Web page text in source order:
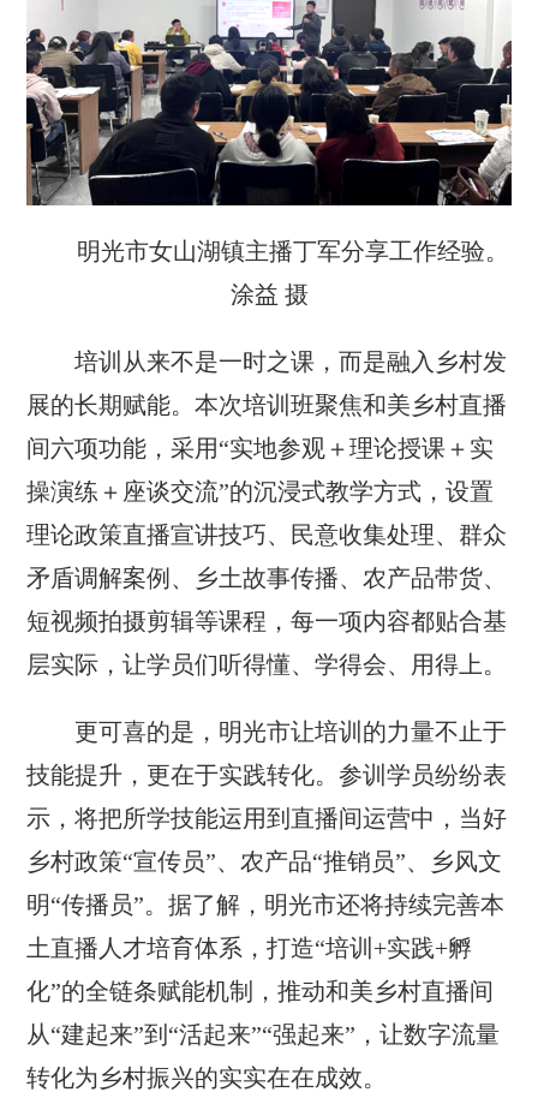
明光市女山湖镇主播丁军分享工作经验。
涂益 摄
培训从来不是一时之课，而是融入乡村发
展的长期赋能。本次培训班聚焦和美乡村直播
间六项功能，采用“实地参观＋理论授课＋实
操演练＋座谈交流”的沉浸式教学方式，设置
理论政策直播宣讲技巧、民意收集处理、群众
矛盾调解案例、乡土故事传播、农产品带货、
短视频拍摄剪辑等课程，每一项内容都贴合基
层实际，让学员们听得懂、学得会、用得上。
更可喜的是，明光市让培训的力量不止于
技能提升，更在于实践转化。参训学员纷纷表
示，将把所学技能运用到直播间运营中，当好
乡村政策“宣传员”、农产品“推销员”、乡风文
明“传播员”。据了解，明光市还将持续完善本
土直播人才培育体系，打造“培训+实践+孵
化”的全链条赋能机制，推动和美乡村直播间
从“建起来”到“活起来”“强起来”，让数字流量
转化为乡村振兴的实实在在成效。